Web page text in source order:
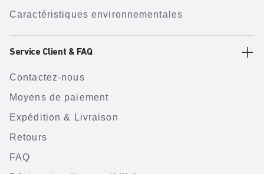
Caractéristiques environnementales
Service Client & FAQ
Contactez-nous
Moyens de paiement
Expédition & Livraison
Retours
FAQ